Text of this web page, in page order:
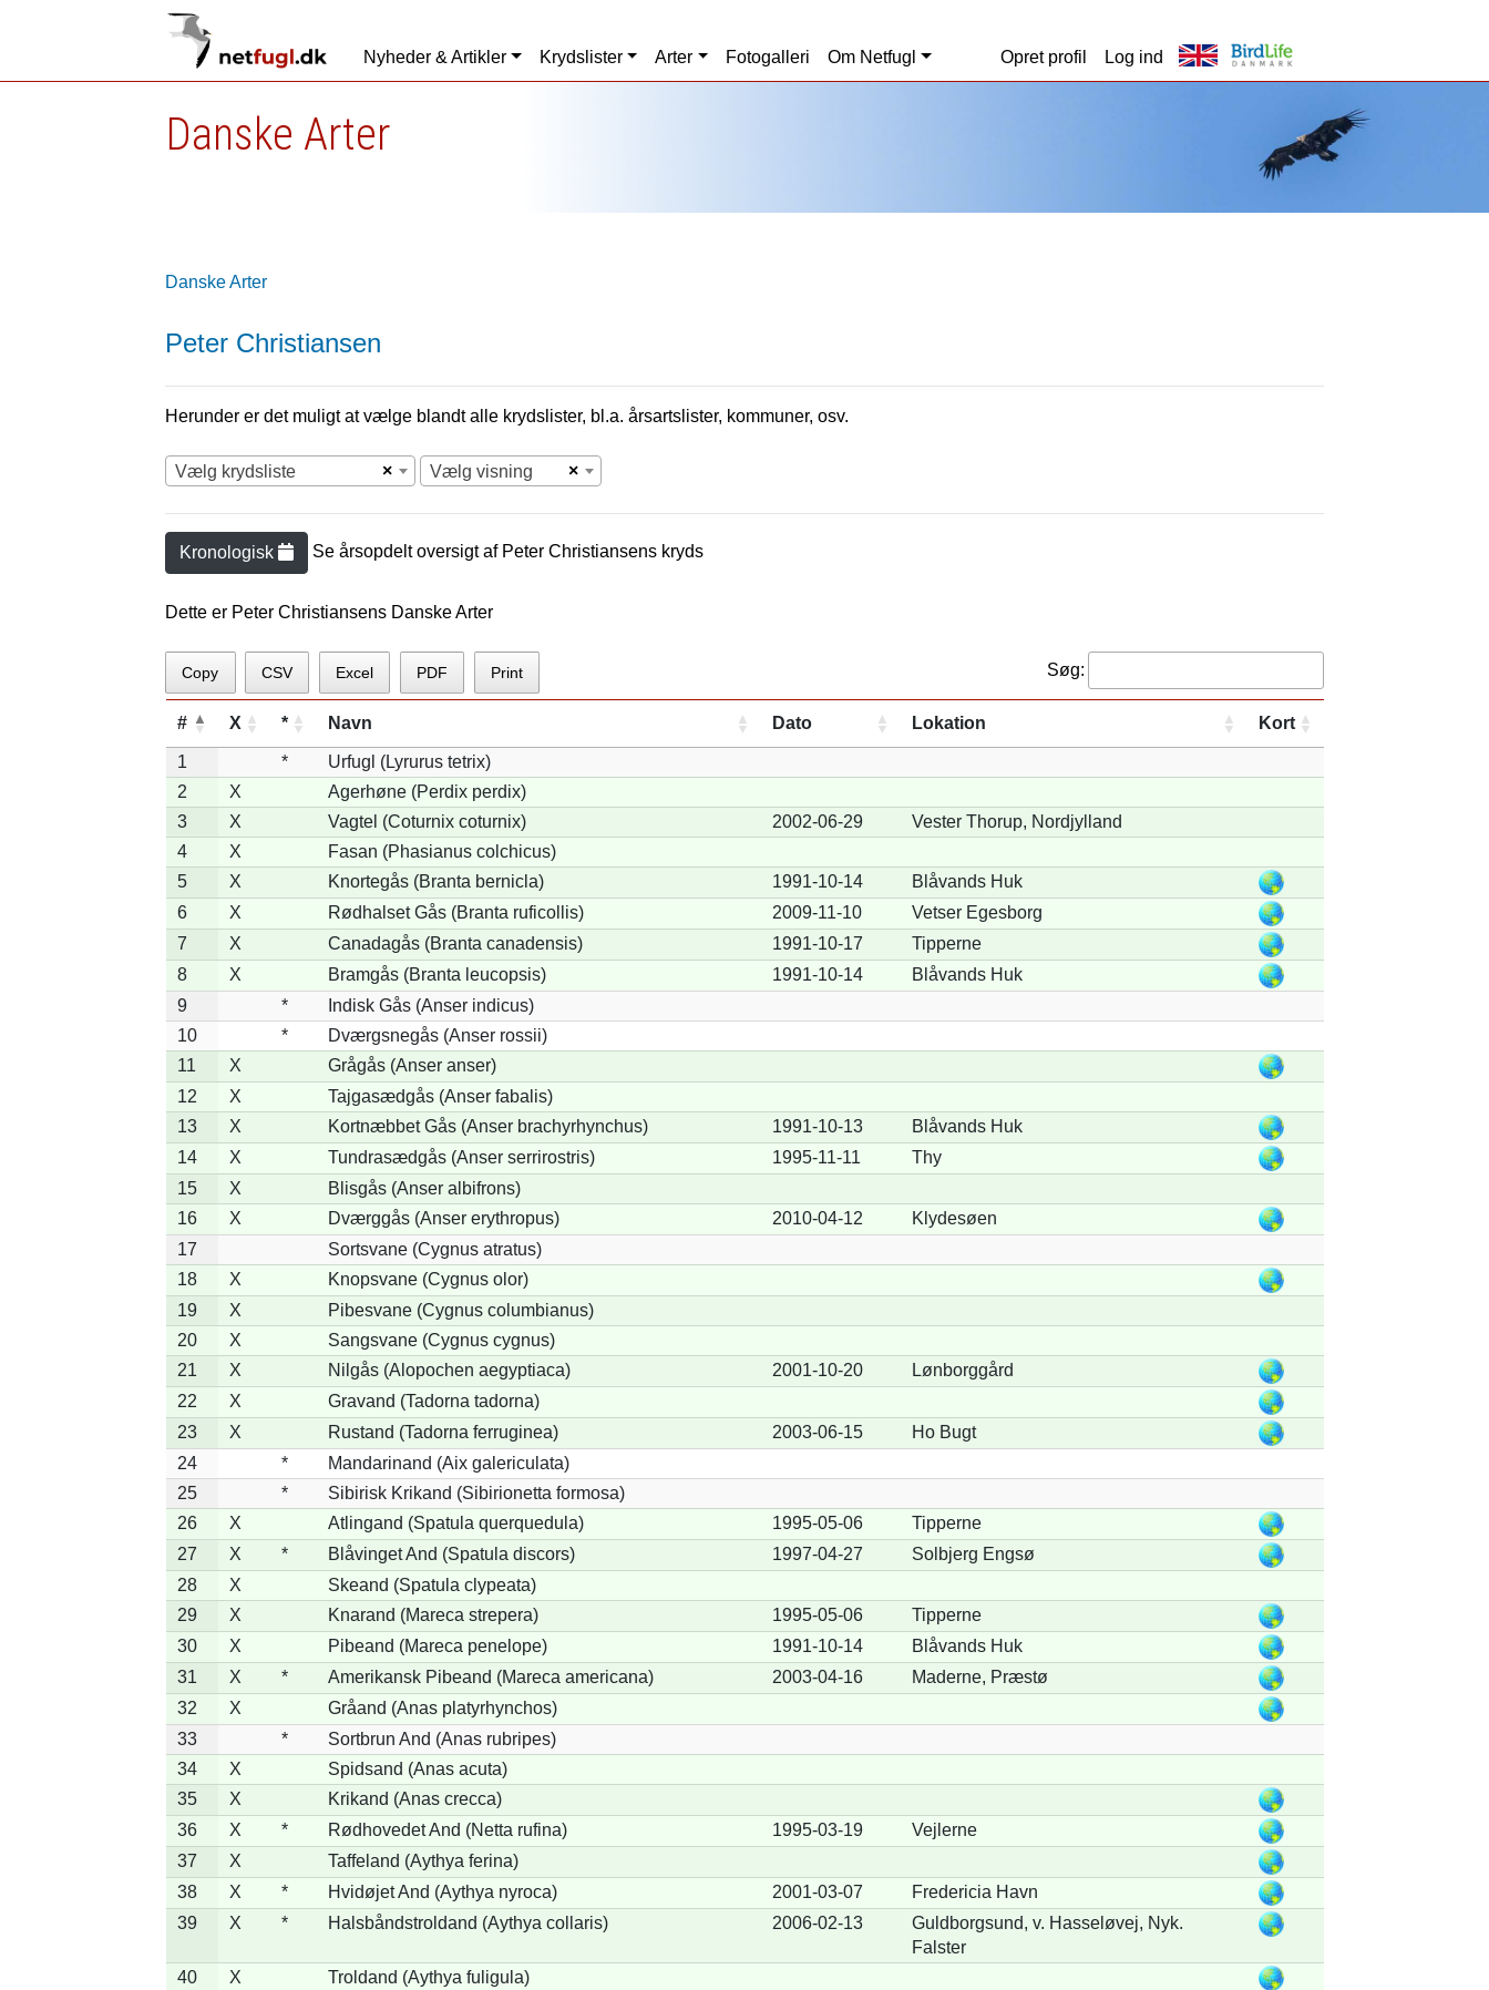
Nyheder & Artikler Krydslister Arter Fotogalleri Om Netfugl Opret profil Log ind
Danske Arter
Danske Arter
Peter Christiansen
Herunder er det muligt at vælge blandt alle krydslister, bl.a. årsartslister, kommuner, osv.
×
Vælg krydsliste ×
Vælg visning
Kronologisk Se årsopdelt oversigt af Peter Christiansens kryds
Dette er Peter Christiansens Danske Arter
Copy CSV Excel PDF Print Søg:
# X * Navn Dato Lokation Kort
1 *
Urfugl (Lyrurus tetrix)
2
X
Agerhøne (Perdix perdix)
3
X Vagtel (Coturnix coturnix) 2002-06-29
Vester Thorup, Nordjylland
4
X
Fasan (Phasianus colchicus)
5
X Knortegås (Branta bernicla) 1991-10-14
Blåvands Huk
6
X Rødhalset Gås (Branta ruficollis) 2009-11-10
Vetser Egesborg
7
X Canadagås (Branta canadensis) 1991-10-17
Tipperne
8
X Bramgås (Branta leucopsis) 1991-10-14
Blåvands Huk
9
*
Indisk Gås (Anser indicus)
10
*
Dværgsnegås (Anser rossii)
11
X
Grågås (Anser anser)
12
X
Tajgasædgås (Anser fabalis)
13
X Kortnæbbet Gås (Anser brachyrhynchus) 1991-10-13
Blåvands Huk
14
X Tundrasædgås (Anser serrirostris) 1995-11-11
Thy
15
X
Blisgås (Anser albifrons)
16
X Dværggås (Anser erythropus) 2010-04-12
Klydesøen
17
Sortsvane (Cygnus atratus)
18
X
Knopsvane (Cygnus olor)
19
X
Pibesvane (Cygnus columbianus)
20
X
Sangsvane (Cygnus cygnus)
21
X Nilgås (Alopochen aegyptiaca) 2001-10-20
Lønborggård
22
X
Gravand (Tadorna tadorna)
23
X Rustand (Tadorna ferruginea) 2003-06-15
Ho Bugt
24
*
Mandarinand (Aix galericulata)
25
*
Sibirisk Krikand (Sibirionetta formosa)
26
X Atlingand (Spatula querquedula) 1995-05-06
Tipperne
27
X * Blåvinget And (Spatula discors) 1997-04-27
Solbjerg Engsø
28
X
Skeand (Spatula clypeata)
29
X Knarand (Mareca strepera) 1995-05-06
Tipperne
30
X Pibeand (Mareca penelope) 1991-10-14
Blåvands Huk
31
X * Amerikansk Pibeand (Mareca americana) 2003-04-16
Maderne, Præstø
32
X
Gråand (Anas platyrhynchos)
33
*
Sortbrun And (Anas rubripes)
34
X
Spidsand (Anas acuta)
35
X
Krikand (Anas crecca)
36
X * Rødhovedet And (Netta rufina) 1995-03-19
Vejlerne
37
X
Taffeland (Aythya ferina)
38
X * Hvidøjet And (Aythya nyroca) 2001-03-07
Fredericia Havn
39
X * Halsbåndstroldand (Aythya collaris) 2006-02-13
Guldborgsund, v. Hasseløvej, Nyk.
Falster
40
X
Troldand (Aythya fuligula)